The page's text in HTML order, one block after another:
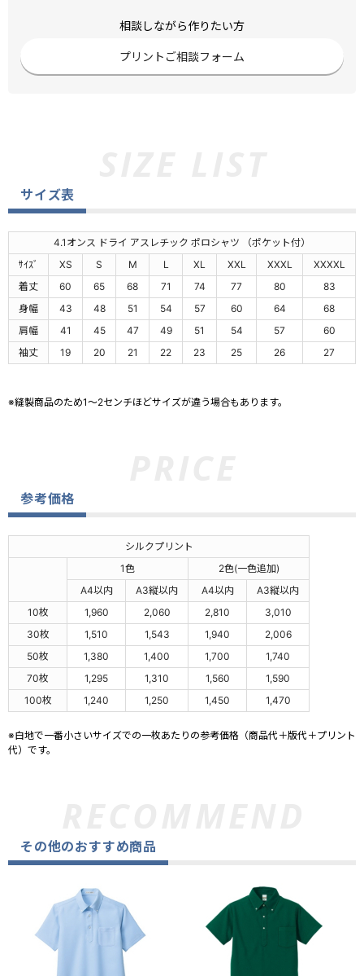
相談しながら作りたい方
プリントご相談フォーム
サイズ表
4.1オンス ドライ アスレチック ポロシャツ （ポケット付）
ｻｲｽﾞ
XS S M L XL XXL XXXL
XXXXL
着丈
60 65 68 71 74 77 80
83
身幅
43 48 51 54 57 60 64
68
肩幅
41 45 47 49 51 54 57
60
袖丈
19 20 21 22 23 25 26 27
※縫製商品のため1～2センチほどサイズが違う場合もあります。
参考価格
シルクプリント
1色
2色(一色追加)
A4以内
A3縦以内 A4以内
A3縦以内
10枚
1,960 2,060 2,810
3,010
30枚
1,510 1,543 1,940
2,006
50枚
1,380 1,400 1,700
1,740
70枚
1,295 1,310 1,560
1,590
100枚
1,240 1,250 1,450 1,470
※白地で一番小さいサイズでの一枚あたりの参考価格（商品代＋版代＋プリント
代）です。
その他のおすすめ商品